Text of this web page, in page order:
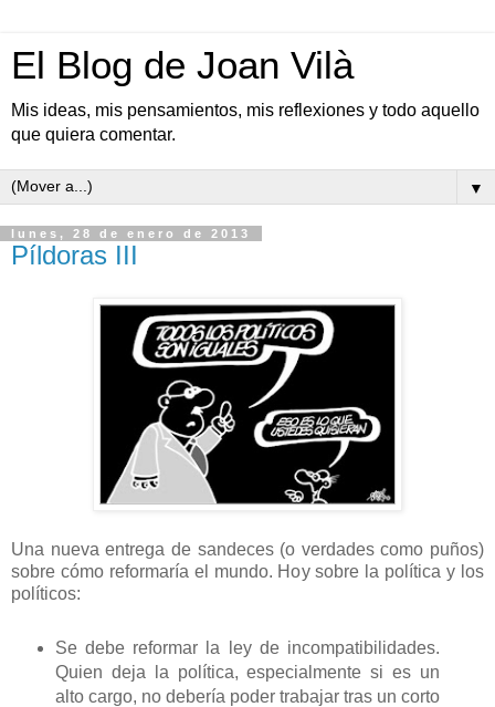
El Blog de Joan Vilà
Mis ideas, mis pensamientos, mis reflexiones y todo aquello
que quiera comentar.
▼
lunes, 28 de enero de 2013
Píldoras III
Una nueva entrega de sandeces (o verdades como puños)
sobre cómo reformaría el mundo. Hoy sobre la política y los
políticos:
Se debe reformar la ley de incompatibilidades.
Quien deja la política, especialmente si es un
alto cargo, no debería poder trabajar tras un corto